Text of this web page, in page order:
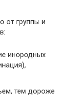
бумаги
от группы и
инородных
тем дороже